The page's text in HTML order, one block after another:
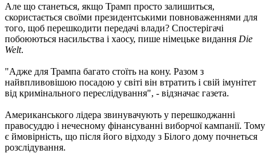
Але що станеться, якщо Трамп просто залишиться,
скористається своїми президентськими повноваженнями для
того, щоб перешкодити передачі влади? Спостерігачі
побоюються насильства і хаосу, пише німецьке видання Die
Welt.
"Адже для Трампа багато стоїть на кону. Разом з
найвпливовішою посадою у світі він втратить і свій імунітет
від кримінального переслідування", - відзначає газета.
Американського лідера звинувачують у перешкоджанні
правосуддю і нечесному фінансуванні виборчої кампанії. Тому
є ймовірність, що після його відходу з Білого дому почнеться
розслідування.